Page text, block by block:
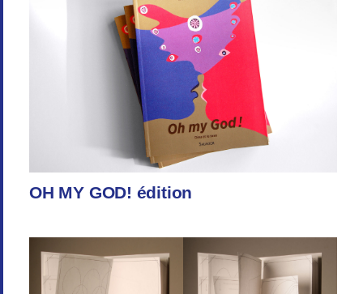
OH MY GOD! édition